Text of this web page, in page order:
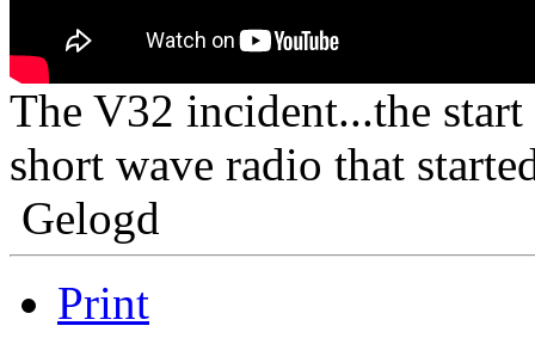
The V32 incident...the
short wave radio that
Gelogd
Print